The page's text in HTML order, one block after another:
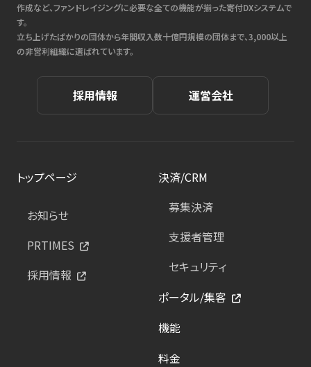
作成など、ファンドレイジングに必要な全ての機能が揃った寄付DXシステムで
す。
立ち上げたばかりの団体から年間収入数十億円規模の団体まで、3,000以上
の非営利組織に選ばれています。
採用情報 運営会社
トップページ
お知らせ
PRTIMES
採用情報
決済/CRM
募集決済
支援者管理
セキュリティ
ポータル/集客
機能
料金